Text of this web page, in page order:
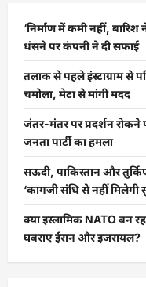
‘निर्माण में कमी नहीं,
धंसने पर कंपनी ने दी सफाई
तलाक से पहले इंस्टाग्राम से
चमोला, मेटा से मांगी मदद
जंतर-मंतर पर प्रदर्शन रोकने
जनता पार्टी का हमला
सऊदी, पाकिस्तान और
‘कागजी संधि से नहीं मिलेगी
क्या इस्लामिक NATO बन
घबराए ईरान और इजरायल?